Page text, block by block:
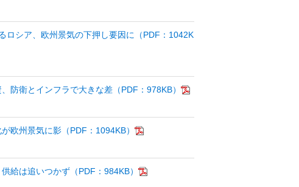
ロシア、欧州景気の下押し要因に（PDF：1042K
防衛とインフラで大きな差（PDF：978KB）
欧州景気に影（PDF：1094KB）
給は追いつかず（PDF：984KB）